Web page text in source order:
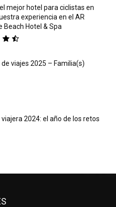
mejor hotel para ciclistas en
experiencia en el AR
Beach Hotel & Spa
viajes 2025 – Familia(s)
2024: el año de los retos